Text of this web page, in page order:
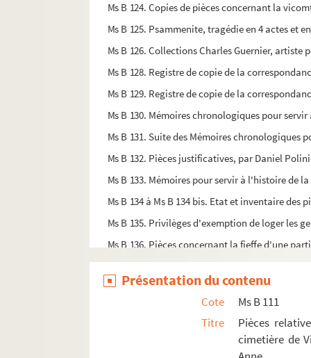
Ms B 124. Copies de pièces concernant la
Ms B 125. Psammenite, tragédie en 4 actes et
Ms B 126. Collections Charles Guernier, artiste
Ms B 128. Registre de copie de la
Ms B 129. Registre de copie de la
Ms B 130. Mémoires chronologiques pour
Ms B 131. Suite des Mémoires
Ms B 132. Pièces justificatives, par Daniel
Ms B 133. Mémoires pour servir à l'histoire de
Ms B 134 à Ms B 134 bis. Etat et inventaire
Ms B 135. Privilèges d'exemption de loger les
Ms B 136. Pièces concernant la fieffe d'une
Ms B 137. Nombreuses pièces relatives à la
Ms B 138. Pièces concernant Neuville, les
Ms B 139. Compte du domaine royal par
Ms B 141. Papier terrier de la commanderie de
Ms B 142. Catalogue et brèves description
Présentation du contenu
Cote
Ms B 111
Titre
Pièces
cimetière de